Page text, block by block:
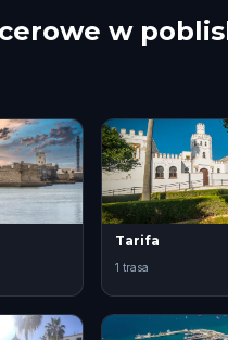
w
Tarifa
1 trasa